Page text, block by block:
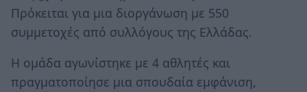
Πρόκειται για μια διοργάνωση με 550
συμμετοχές από συλλόγους της Ελλάδας.
Η ομάδα αγωνίστηκε με 4 αθλητές και
πραγματοποίησε μια σπουδαία εμφάνιση,